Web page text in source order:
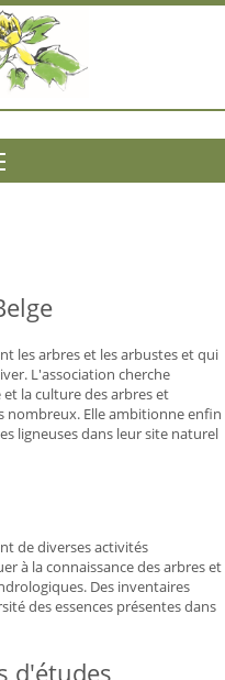
les arbres et les arbustes et qui
L'association cherche
la culture des arbres et
Elle ambitionne enfin
ligneuses dans leur site naturel
de diverses activités
à la connaissance des arbres et
Des inventaires
des essences présentes dans
d'études